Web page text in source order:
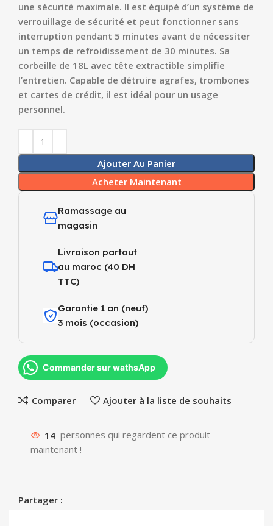
une sécurité maximale. Il est équipé d’un système de
verrouillage de sécurité et peut fonctionner sans
interruption pendant 5 minutes avant de nécessiter
un temps de refroidissement de 30 minutes. Sa
corbeille de 18L avec tête extractible simplifie
l’entretien. Capable de détruire agrafes, trombones
et cartes de crédit, il est idéal pour un usage
personnel.
Ajouter Au Panier
Acheter Maintenant
Ramassage au
magasin
Livraison partout
au maroc (40 DH
TTC)
Garantie 1 an (neuf)
3 mois (occasion)
Commander sur wathsApp
Comparer Ajouter à la liste de souhaits
14 personnes qui regardent ce produit
maintenant !
Partager :